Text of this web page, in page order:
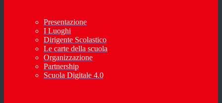
Presentazione
I Luoghi
Dirigente Scolastico
Le carte della scuola
Organizzazione
Partnership
Scuola Digitale 4.0